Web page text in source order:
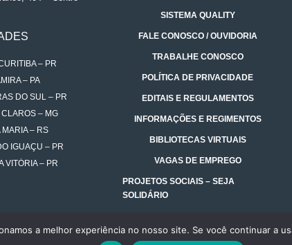
– PR
– PA
DO SUL – PR
– MG
MARIA – RS
IGUAÇU – PR
VITÓRIA – PR
SISTEMA QUALITY
FALE CONOSCO / OUVIDORIA
TRABALHE CONOSCO
POLÍTICA DE PRIVACIDADE
EDITAIS E REGULAMENTOS
INFORMAÇÕES E REGIMENTOS
BIBLIOTECAS VIRTUAIS
VAGAS DE EMPREGO
PROJETOS SOCIAIS – SEJA
SOLIDÁRIO
a melhor experiência no nosso site. Se você continuar a